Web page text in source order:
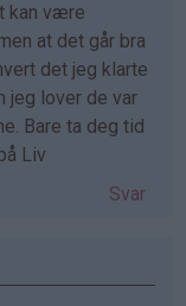
kan være
at det går bra
det jeg klarte
jeg lover de var
Bare ta deg tid
Liv
Svar